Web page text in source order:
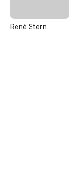
René Stern